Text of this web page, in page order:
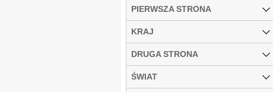
PIERWSZA STRONA
KRAJ
DRUGA STRONA
ŚWIAT